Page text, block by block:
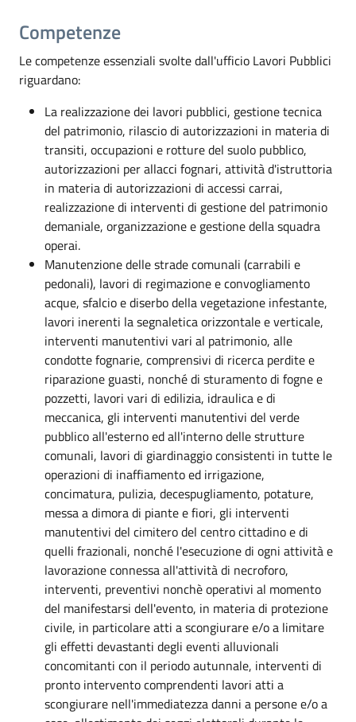
Competenze
Le competenze essenziali svolte dall'ufficio Lavori Pubblici
riguardano:
La realizzazione dei lavori pubblici, gestione tecnica
del patrimonio, rilascio di autorizzazioni in materia di
transiti, occupazioni e rotture del suolo pubblico,
autorizzazioni per allacci fognari, attività d'istruttoria
in materia di autorizzazioni di accessi carrai,
realizzazione di interventi di gestione del patrimonio
demaniale, organizzazione e gestione della squadra
operai.
Manutenzione delle strade comunali (carrabili e
pedonali), lavori di regimazione e convogliamento
acque, sfalcio e diserbo della vegetazione infestante,
lavori inerenti la segnaletica orizzontale e verticale,
interventi manutentivi vari al patrimonio, alle
condotte fognarie, comprensivi di ricerca perdite e
riparazione guasti, nonché di sturamento di fogne e
pozzetti, lavori vari di edilizia, idraulica e di
meccanica, gli interventi manutentivi del verde
pubblico all'esterno ed all'interno delle strutture
comunali, lavori di giardinaggio consistenti in tutte le
operazioni di inaffiamento ed irrigazione,
concimatura, pulizia, decespugliamento, potature,
messa a dimora di piante e fiori, gli interventi
manutentivi del cimitero del centro cittadino e di
quelli frazionali, nonché l'esecuzione di ogni attività e
lavorazione connessa all'attività di necroforo,
interventi, preventivi nonchè operativi al momento
del manifestarsi dell'evento, in materia di protezione
civile, in particolare atti a scongiurare e/o a limitare
gli effetti devastanti degli eventi alluvionali
concomitanti con il periodo autunnale, interventi di
pronto intervento comprendenti lavori atti a
scongiurare nell'immediatezza danni a persone e/o a